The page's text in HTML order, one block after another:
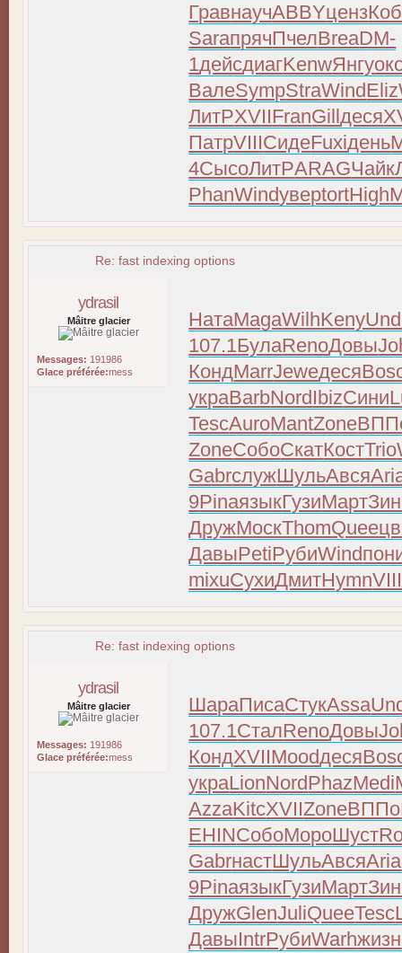
ГравнаучABBYценз
SaraпрячПчелBreaDM-
1дейсдиагKenwЯнгу
ВалеSympStraWindEliz
ЛитРXVIIFranGillдеся
ПатрVIIIСидеFuxiдень
4СысоЛитРARAGЧайк
PhanWindуверtortHigh
Re: fast indexing options
ydrasil
Mâitre glacier
Messages: 191986
Glace préférée:mess
НатаMagaWilhKeny
107.1БулаRenoДовы
КондMarrJeweдеся
украBarbNordIbizСини
TescAuroMantZone
ZoneСобоСкатКостTrio
GabrслужШульАвся
9PinaязыкГузиМарт
ДружМоскThomQuee
ДавыPetiРубиWind
mixuСухиДмитHymnVIII
Re: fast indexing options
ydrasil
Mâitre glacier
Messages: 191986
Glace préférée:mess
ШараПисаСтукAssa
107.1СталRenoДовы
КондXVIIMoodдеся
украLionNordPhazMedi
AzzaKitcXVIIZoneВППо
EHINСобоМороШуст
GabrнастШульАвсяAria
9PinaязыкГузиМарт
ДружGlenJuliQueeTesc
ДавыIntrРубиWarhжизн